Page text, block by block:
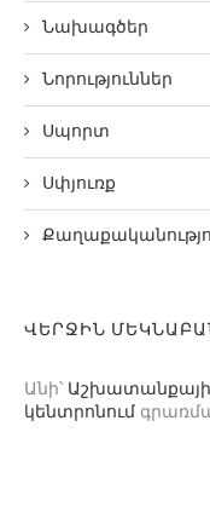
Նախագծեր
Նորություններ
Սպորտ
Սփյուռք
ՎԵՐՋԻՆ
Անի՝
կենտրոնում